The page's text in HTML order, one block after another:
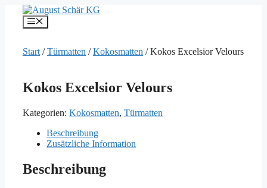
Inhalt
springen
Menü
Start /Türmatten /Kokosmatten / Kokos Excelsior Velours
Kokos Excelsior Velours
Kategorien: Kokosmatten, Türmatten
Beschreibung
Zusätzliche Information
Beschreibung